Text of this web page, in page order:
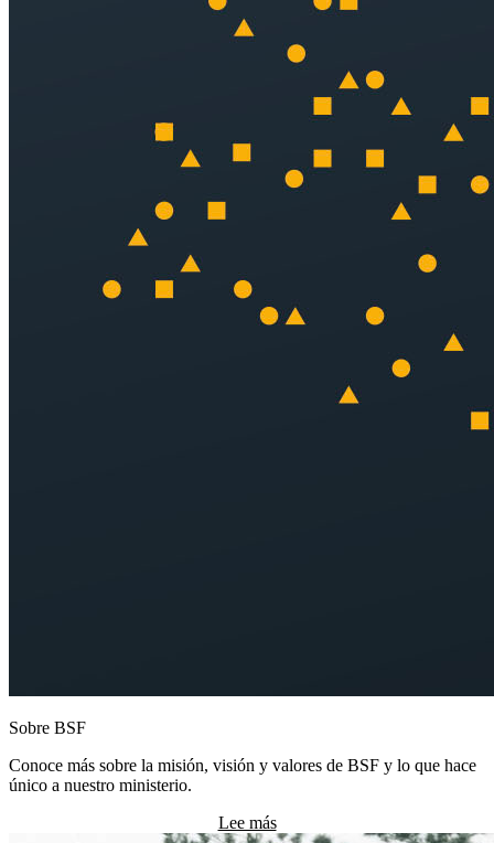
Sobre BSF
Conoce más sobre la misión, visión y valores de BSF y lo que hace
único a nuestro ministerio.
Lee más